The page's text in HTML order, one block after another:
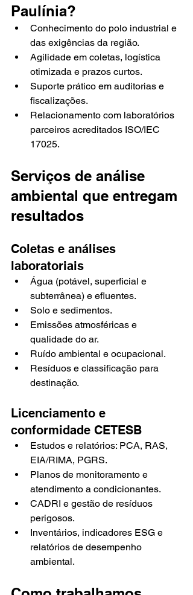
Paulínia?
Conhecimento do polo industrial e
das exigências da região.
Agilidade em coletas, logística
otimizada e prazos curtos.
Suporte prático em auditorias e
fiscalizações.
Relacionamento com laboratórios
parceiros acreditados ISO/IEC
17025.
Serviços de análise
ambiental que entregam
resultados
Coletas e análises
laboratoriais
Água (potável, superficial e
subterrânea) e efluentes.
Solo e sedimentos.
Emissões atmosféricas e
qualidade do ar.
Ruído ambiental e ocupacional.
Resíduos e classificação para
destinação.
Licenciamento e
conformidade CETESB
Estudos e relatórios: PCA, RAS,
EIA/RIMA, PGRS.
Planos de monitoramento e
atendimento a condicionantes.
CADRI e gestão de resíduos
perigosos.
Inventários, indicadores ESG e
relatórios de desempenho
ambiental.